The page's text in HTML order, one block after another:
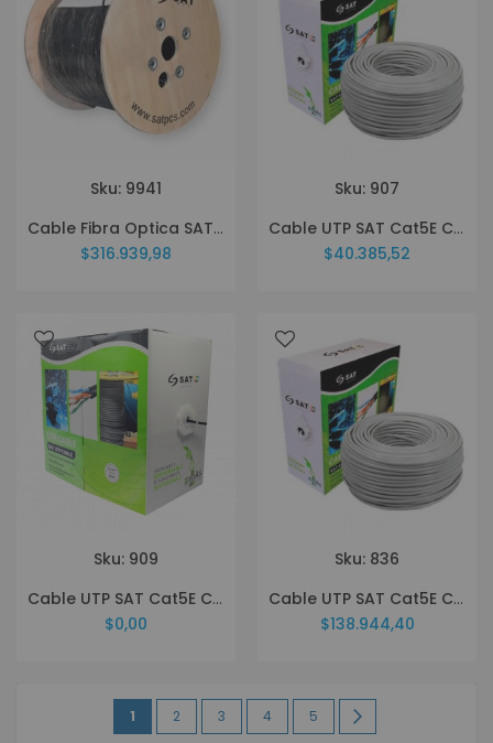
Sku: 9941
Cable Fibra Optica SAT Drop 1 hilo 1KM G657A1
$316.939,98
Sku: 907
Cable UTP SAT Cat5E CCA 0.5mm 100Mt Interior IB
$40.385,52
Sku: 909
Cable UTP SAT Cat5E CCA 0.5mm 305Mt Exterior
$0,00
Sku: 836
Cable UTP SAT Cat5E CCA 0.5mm 305Mt Interior
$138.944,40
Página
Estás
1 Página
2 Página
3 Página
4 Página
5